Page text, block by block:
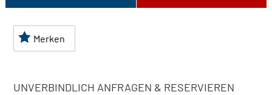
Merken
UNVERBINDLICH ANFRAGEN & RESERVIEREN